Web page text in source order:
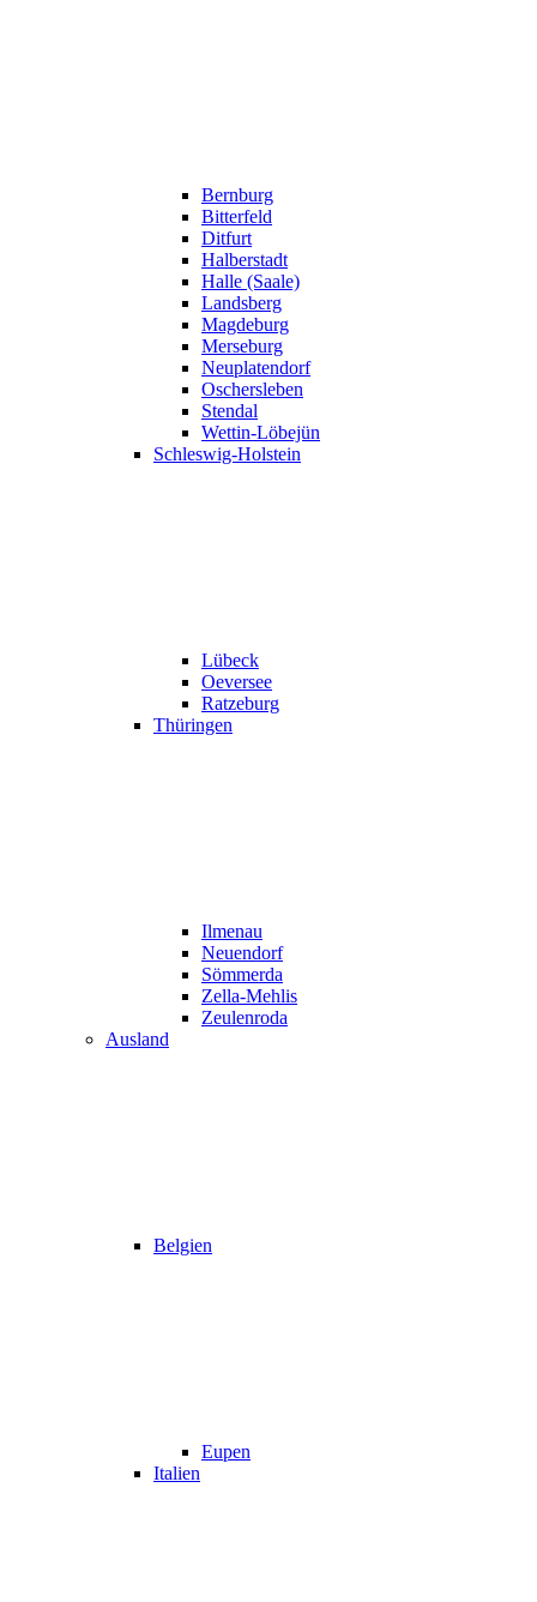
Bernburg
Bitterfeld
Ditfurt
Halberstadt
Halle (Saale)
Landsberg
Magdeburg
Merseburg
Neuplatendorf
Oschersleben
Stendal
Wettin-Löbejün
Schleswig-Holstein
Lübeck
Oeversee
Ratzeburg
Thüringen
Ilmenau
Neuendorf
Sömmerda
Zella-Mehlis
Zeulenroda
Ausland
Belgien
Eupen
Italien